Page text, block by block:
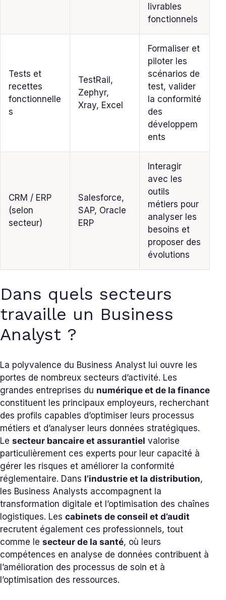
livrables
fonctionnels
Tests et
recettes
fonctionnelle
s
TestRail,
Zephyr,
Xray, Excel
Formaliser et
piloter les
scénarios de
test, valider
la conformité
des
développem
ents
CRM / ERP
(selon
secteur)
Salesforce,
SAP, Oracle
ERP
Interagir
avec les
outils
métiers pour
analyser les
besoins et
proposer des
évolutions
Dans quels secteurs
travaille un Business
Analyst ?
La polyvalence du Business Analyst lui ouvre les
portes de nombreux secteurs d’activité. Les
grandes entreprises du numérique et de la finance
constituent les principaux employeurs, recherchant
des profils capables d’optimiser leurs processus
métiers et d’analyser leurs données stratégiques.
Le secteur bancaire et assurantiel valorise
particulièrement ces experts pour leur capacité à
gérer les risques et améliorer la conformité
réglementaire. Dans l’industrie et la distribution,
les Business Analysts accompagnent la
transformation digitale et l’optimisation des chaînes
logistiques. Les cabinets de conseil et d’audit
recrutent également ces professionnels, tout
comme le secteur de la santé, où leurs
compétences en analyse de données contribuent à
l’amélioration des processus de soin et à
l’optimisation des ressources.